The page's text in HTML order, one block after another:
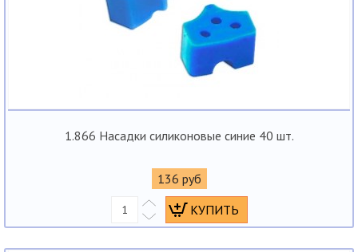
1.866 Насадки силиконовые синие 40 шт.
136 руб